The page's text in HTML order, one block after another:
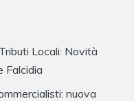
Locali: Novità
Falcidia
nuova